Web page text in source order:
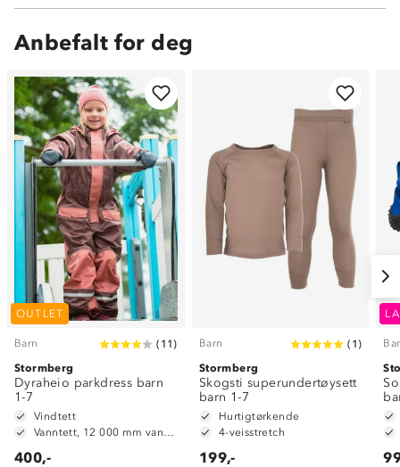
Anbefalt for deg
OUTLET
Barn ( 11 )
Stormberg
Dyraheio parkdress barn
1-7
Vindtett
400,-
Barn ( 1 )
Stormberg
Skogsti superundertøysett
barn 1-7
Hurtigtørkende
4-veisstretch
199,-